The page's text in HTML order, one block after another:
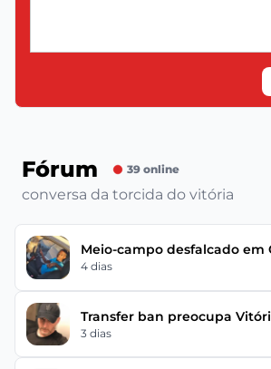
Fórum 39 online
conversa da torcida do vitória
Meio-campo desfalcado em
4 dias
Transfer ban preocupa
3 dias